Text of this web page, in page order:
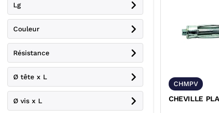
Lg
Couleur
Résistance
Ø tête x L
Ø vis x L
CHMPV
CHEVILLE